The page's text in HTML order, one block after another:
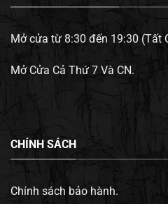
Mở cửa từ 8:30 đến 19:30 (Tất
Mở Cửa Cả Thứ 7 Và CN.
CHÍNH SÁCH
Chính sách bảo hành.